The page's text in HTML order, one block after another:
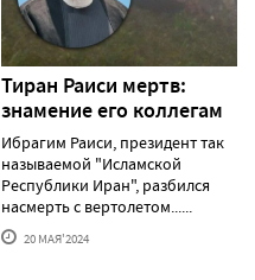
Тиран Раиси мертв:
знамение его коллегам
Ибрагим Раиси, президент так
называемой "Исламской
Республики Иран", разбился
насмерть с вертолетом......
20 МАЯ'2024